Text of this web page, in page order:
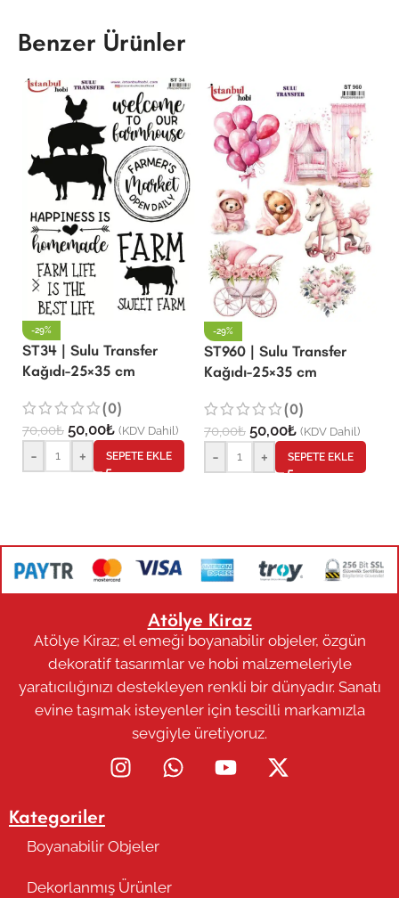
Benzer Ürünler
-29%
ST34 | Sulu Transfer
Kağıdı-25×35 cm
(0)
70,00₺ 50,00₺ (KDV Dahil)
- + SEPETE EKLE
-29%
ST960 | Sulu Transfer
Kağıdı-25×35 cm
(0)
70,00₺ 50,00₺ (KDV Dahil)
- + SEPETE EKLE
Atölye Kiraz
Atölye Kiraz; el emeği boyanabilir objeler, özgün
dekoratif tasarımlar ve hobi malzemeleriyle
yaratıcılığınızı destekleyen renkli bir dünyadır. Sanatı
evine taşımak isteyenler için tescilli markamızla
sevgiyle üretiyoruz.
Kategoriler
Boyanabilir Objeler
Dekorlanmış Ürünler